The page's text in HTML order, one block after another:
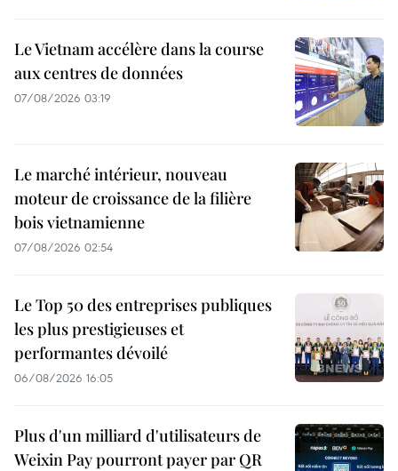
Le Vietnam accélère dans la course
aux centres de données
07/08/2026 03:19
Le marché intérieur, nouveau
moteur de croissance de la filière
bois vietnamienne
07/08/2026 02:54
Le Top 50 des entreprises publiques
les plus prestigieuses et
performantes dévoilé
06/08/2026 16:05
Plus d'un milliard d'utilisateurs de
Weixin Pay pourront payer par QR